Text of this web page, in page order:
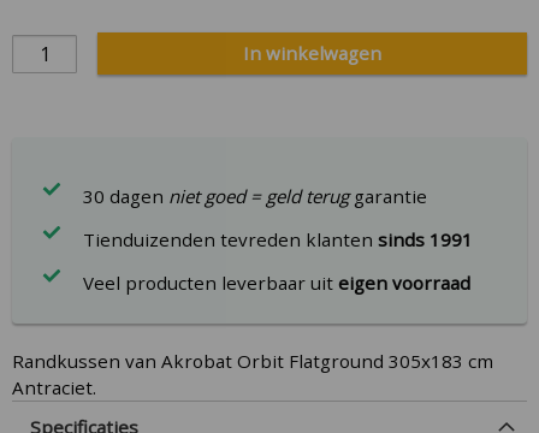
In winkelwagen
30 dagen niet goed = geld teruggarantie
Tienduizenden tevreden klantensinds 1991
Veel producten leverbaar uiteigen voorraad
Randkussen van Akrobat Orbit Flatground 305x183 cm
Antraciet.
Specificaties